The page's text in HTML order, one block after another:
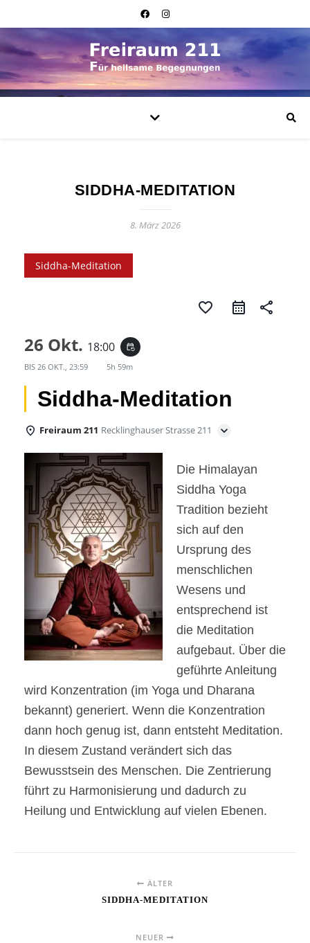
SIDDHA-MEDITATION
8. März 2026
Siddha-Meditation
favorite_border share
26 Okt. 18:00 event_repeat
BIS 26 OKT., 23:59 5h 59m
Siddha-Meditation
Freiraum 211 Recklinghauser Strasse 211
Die Himalayan
Siddha Yoga
Tradition bezieht
sich auf den
Ursprung des
menschlichen
Wesens und
entsprechend ist
die Meditation
aufgebaut. Über die
geführte Anleitung
wird Konzentration (im Yoga und Dharana
bekannt) generiert. Wenn die Konzentration
dann hoch genug ist, dann entsteht Meditation.
In diesem Zustand verändert sich das
Bewusstsein des Menschen. Die Zentrierung
führt zu Harmonisierung und dadurch zu
Heilung und Entwicklung auf vielen Ebenen.
ÄLTER
SIDDHA-MEDITATION
NEUER